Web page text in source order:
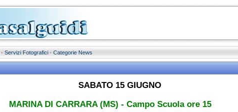
· Servizi Fotografici · Categorie News
SABATO 15 GIUGNO
MARINA DI CARRARA (MS) - Campo Scuola ore 15